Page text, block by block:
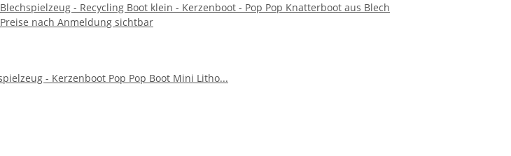
Blechspielzeug - Recycling Boot klein - Kerzenboot - Pop Pop Knatterboot aus Blech
Preise nach Anmeldung sichtbar